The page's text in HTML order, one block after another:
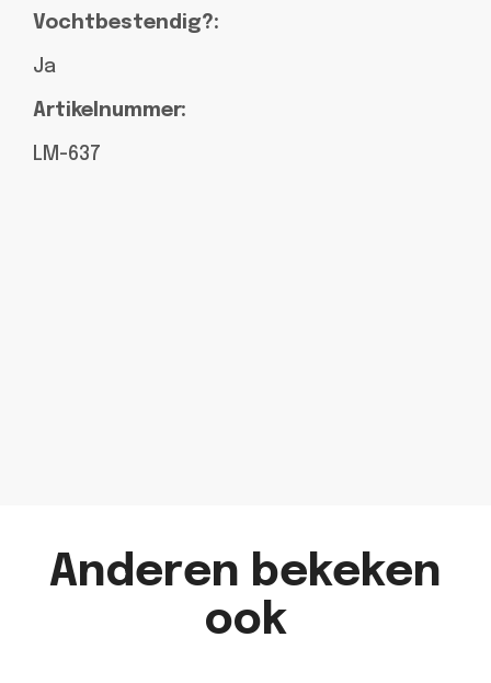
Vochtbestendig?:
Ja
Artikelnummer:
LM-637
Anderen bekeken
ook